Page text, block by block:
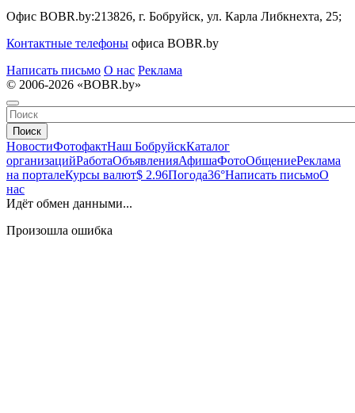
Офис BOBR.by:213826, г. Бобруйск, ул. Карла Либкнехта, 25;
Контактные телефоны офиса BOBR.by
Написать письмо О нас Реклама
© 2006-2026 «BOBR.by»
Поиск
НовостиФотофактНаш БобруйскКаталог
организацийРаботаОбъявленияАфишаФотоОбщениеРеклама
на порталеКурсы валют$ 2.96Погода36°Написать письмоО
нас
Идёт обмен данными...
Произошла ошибка